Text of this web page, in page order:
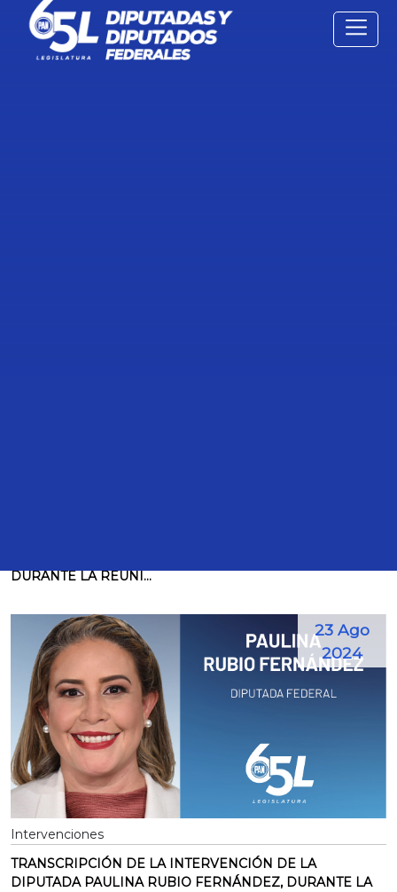
DURANTE LA REUNI...
23 Ago
2024
Intervenciones
TRANSCRIPCIÓN DE LA INTERVENCIÓN DE LA
DIPUTADA PAULINA RUBIO FERNÁNDEZ, DURANTE LA